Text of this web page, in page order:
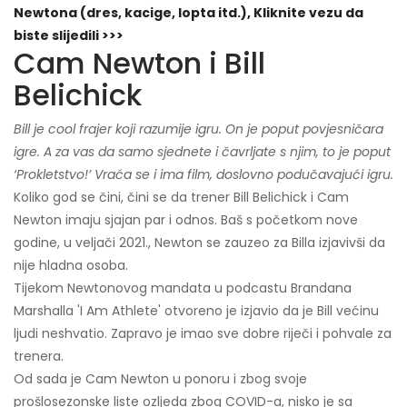
Newtona (dres, kacige, lopta itd.), Kliknite vezu da
biste slijedili >>>
Cam Newton i Bill
Belichick
Bill je cool frajer koji razumije igru. On je poput povjesničara
igre. A za vas da samo sjednete i čavrljate s njim, to je poput
‘Prokletstvo!’ Vraća se i ima film, doslovno podučavajući igru.
Koliko god se čini, čini se da trener Bill Belichick i Cam
Newton imaju sjajan par i odnos. Baš s početkom nove
godine, u veljači 2021., Newton se zauzeo za Billa izjavivši da
nije hladna osoba.
Tijekom Newtonovog mandata u podcastu Brandana
Marshalla 'I Am Athlete' otvoreno je izjavio da je Bill većinu
ljudi neshvatio. Zapravo je imao sve dobre riječi i pohvale za
trenera.
Od sada je Cam Newton u ponoru i zbog svoje
prošlosezonske liste ozljeda zbog COVID-a, nisko je sa